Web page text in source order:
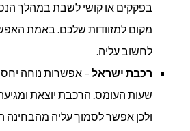
בפקקים או קושי לשבת במהלך
מקום למזוודות שלכם. באמת
לחשוב עליה.
רכבת ישראל – אפשרות נוחה
שעות העומס. הרכבת יוצאת
ולכן אפשר לסמוך עליה מהבחינה